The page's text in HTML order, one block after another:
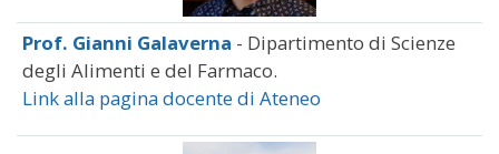
Prof. Gianni Galaverna - Dipartimento di Scienze
degli Alimenti e del Farmaco.
Link alla pagina docente di Ateneo